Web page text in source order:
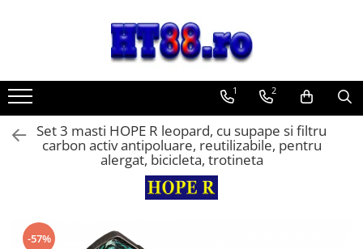
Toate Produsele
Sisteme Desktop
Accesorii IT
Adaptoare, convertoare
Adaptoare USB
Convertoare si adaptoare video
Convertoare si conectori audio
Captura video
1 2
Set 3 masti HOPE R leopard, cu supape si filtru
carbon activ antipoluare, reutilizabile, pentru
alergat, bicicleta, trotineta
-57%